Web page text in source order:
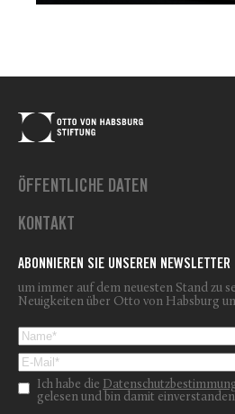
ÖFFENTLICHE DATEN
KONTAKT
ABONNIEREN SIE UNSEREN NEWSLETTER
um immer auf dem neuesten Stand zu
Neuigkeiten über Otto von Habsburg
Ich habe die
gelesen und bin damit